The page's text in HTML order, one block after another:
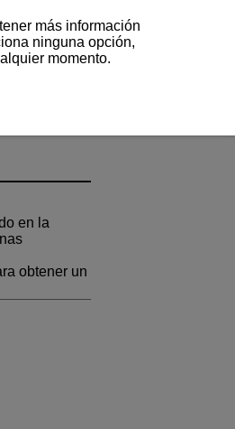
en la
obtener un
más información
ninguna opción,
momento.